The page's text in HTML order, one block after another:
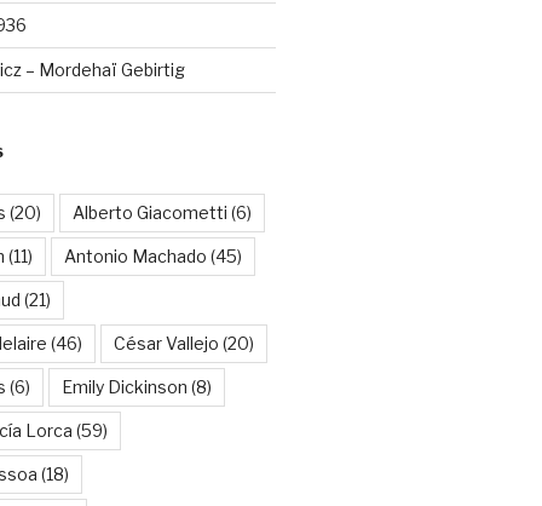
– Mordehaï Gebirtig
(20) Alberto Giacometti (6)
(11) Antonio Machado (45)
(21)
(46) César Vallejo (20)
(6) Emily Dickinson (8)
Lorca (59)
(18)